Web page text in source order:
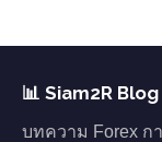
📊 Siam2R Blog
บทความ Forex ก